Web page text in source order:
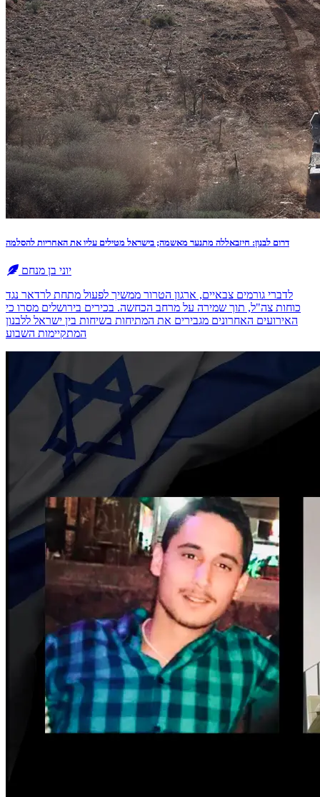
דרום לבנון: חיזבאללה מתנער מאשמה; בישראל מטילים עליו את האחריות להסלמה
יוני בן מנחם
לדברי גורמים צבאיים, ארגון הטרור ממשיך לפעול מתחת לרדאר נגד
כוחות צה"ל, תוך שמירה על מרחב הכחשה. בכירים בירושלים מסרו כי
האירועים האחרונים מגבירים את המתיחות בשיחות בין ישראל ללבנון
המתקיימות השבוע